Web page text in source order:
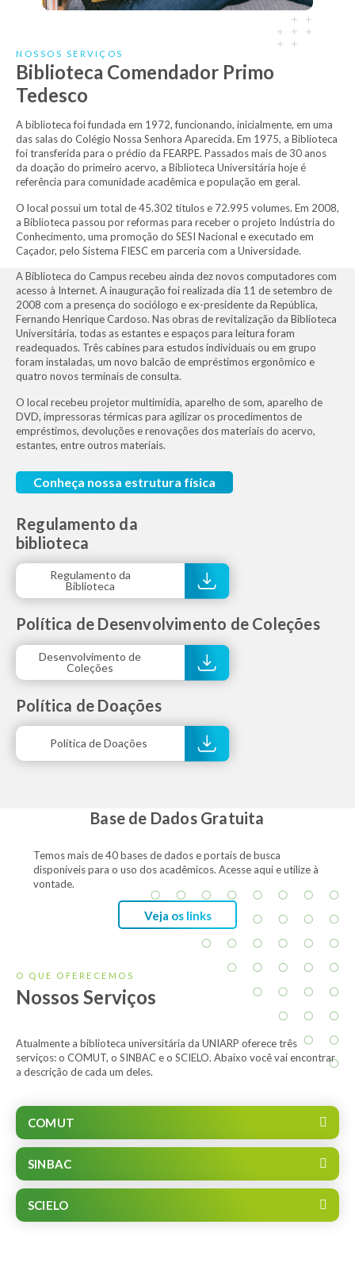
NOSSOS SERVIÇOS
Biblioteca Comendador Primo
Tedesco
A biblioteca foi fundada em 1972, funcionando, inicialmente, em uma
das salas do Colégio Nossa Senhora Aparecida. Em 1975, a Biblioteca
foi transferida para o prédio da FEARPE. Passados mais de 30 anos
da doação do primeiro acervo, a Biblioteca Universitária hoje é
referência para comunidade acadêmica e população em geral.
O local possui um total de 45.302 títulos e 72.995 volumes. Em 2008,
a Biblioteca passou por reformas para receber o projeto Indústria do
Conhecimento, uma promoção do SESI Nacional e executado em
Caçador, pelo Sistema FIESC em parceria com a Universidade.
A Biblioteca do Campus recebeu ainda dez novos computadores com
acesso à Internet. A inauguração foi realizada dia 11 de setembro de
2008 com a presença do sociólogo e ex-presidente da República,
Fernando Henrique Cardoso. Nas obras de revitalização da Biblioteca
Universitária, todas as estantes e espaços para leitura foram
readequados. Três cabines para estudos individuais ou em grupo
foram instaladas, um novo balcão de empréstimos ergonômico e
quatro novos terminais de consulta.
O local recebeu projetor multimídia, aparelho de som, aparelho de
DVD, impressoras térmicas para agilizar os procedimentos de
empréstimos, devoluções e renovações dos materiais do acervo,
estantes, entre outros materiais.
Conheça nossa estrutura física
Regulamento da
biblioteca
Regulamento da
Biblioteca
Política de Desenvolvimento de Coleções
Desenvolvimento de
Coleções
Política de Doações
Política de Doações
Base de Dados Gratuita
Temos mais de 40 bases de dados e portais de busca
disponíveis para o uso dos acadêmicos. Acesse aqui e utilize à
vontade.
Veja os links
O QUE OFERECEMOS
Nossos Serviços
Atualmente a biblioteca universitária da UNIARP oferece três
serviços: o COMUT, o SINBAC e o SCIELO. Abaixo você vai encontrar
a descrição de cada um deles.
COMUT
SINBAC
SCIELO